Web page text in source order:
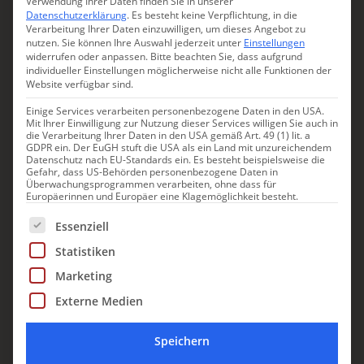
SULZANO
Hotel Rivalago
Zimmer mit Seeblick: Hotel
Rivalago
Kann es sein, dass Sie noch nie vom Lago d’Iseo
Datenschutzerklärung. Es besteht keine Verpflichtung, in die
Verarbeitung Ihrer Daten einzuwilligen, um dieses Angebot zu
nutzen.Sie können Ihre Auswahl jederzeit unter Einstellungen
widerrufen oder anpassen. Bitte beachten Sie, dass aufgrund
individueller Einstellungen möglicherweise nicht alle Funktionen der
Website verfügbar sind.
Einige Services verarbeiten personenbezogene Daten in den USA.
Mit Ihrer Einwilligung zur Nutzung dieser Services willigen Sie auch in
die Verarbeitung Ihrer Daten in den USA gemäß Art. 49 (1) lit. a
GDPR ein. Der EuGH stuft die USA als ein Land mit unzureichendem
Datenschutz nach EU-Standards ein. Es besteht beispielsweise die
Gefahr, dass US-Behörden personenbezogene Daten in
Überwachungsprogrammen verarbeiten, ohne dass für
Europäerinnen und Europäer eine Klagemöglichkeit besteht.
Es folgt eine Liste der Service-Gruppen, für die eine
Essenziell
Statistiken
Marketing
Externe Medien
Speichern